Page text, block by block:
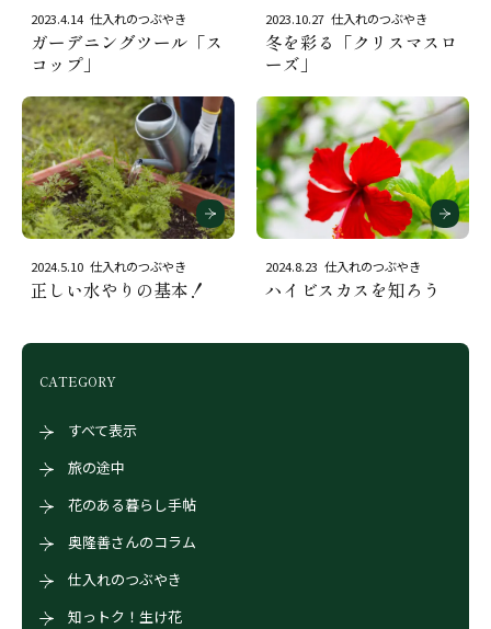
2023.4.14 仕入れのつぶやき
ガーデニングツール「ス
コップ」
2023.10.27 仕入れのつぶやき
冬を彩る「クリスマスロ
ーズ」
2024.5.10 仕入れのつぶやき
正しい水やりの基本！
2024.8.23 仕入れのつぶやき
ハイビスカスを知ろう
CATEGORY
すべて表示
旅の途中
花のある暮らし手帖
奥隆善さんのコラム
仕入れのつぶやき
知っトク！生け花